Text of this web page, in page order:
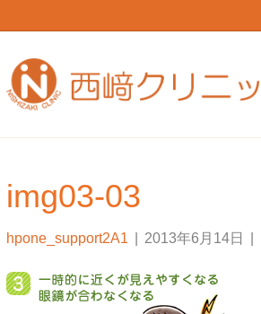
img03-03
hpone_support2A1 2013年6月14日